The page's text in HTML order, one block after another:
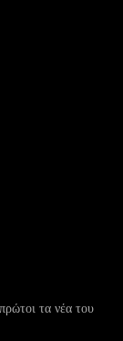
τα νέα του